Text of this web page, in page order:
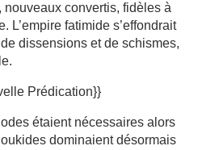
nouveaux convertis, fidèles à
L’empire fatimide s’effondrait
dissensions et de schismes,
Prédication}}
étaient nécessaires alors
dominaient désormais